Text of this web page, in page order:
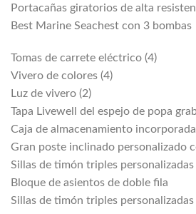
Portacañas giratorios de alta
Best Marine Seachest con 3 bombas
Tomas de carrete eléctrico (4)
Vivero de colores (4)
Luz de vivero (2)
Tapa Livewell del espejo de popa
Caja de almacenamiento
Gran poste inclinado personalizado
Sillas de timón triples personalizadas
Bloque de asientos de doble fila
Sillas de timón triples personalizadas